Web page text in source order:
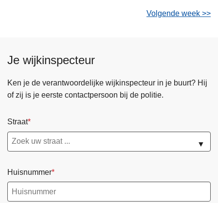
Volgende week >>
Je wijkinspecteur
Ken je de verantwoordelijke wijkinspecteur in je buurt? Hij
of zij is je eerste contactpersoon bij de politie.
Straat
▼
Huisnummer